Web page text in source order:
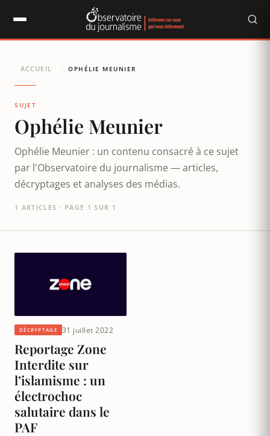
ACCUEIL / OPHÉLIE MEUNIER
SUJET
Ophélie Meunier
Ophélie Meunier : un contenu consacré à ce sujet
par l'Observatoire du journalisme — articles,
décryptages et analyses des médias.
1 ARTICLES · PAGE 1 SUR 1
DÉCRYPTAGE 31 juillet 2022
Reportage Zone
Interdite sur
l’islamisme : un
électrochoc
salutaire dans le
PAF
Panneau de gestion des cookies